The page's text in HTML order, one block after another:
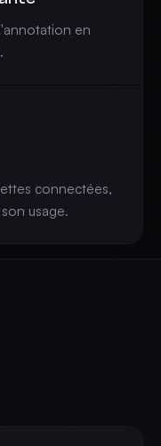
en
connectées,
usage.